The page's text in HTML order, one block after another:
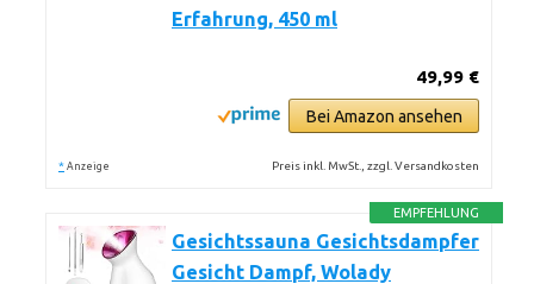
Erfahrung, 450 ml
49,99 €
Bei Amazon ansehen
* Anzeige Preis inkl. MwSt., zzgl. Versandkosten
EMPFEHLUNG
Gesichtssauna Gesichtsdampfer
Gesicht Dampf, Wolady